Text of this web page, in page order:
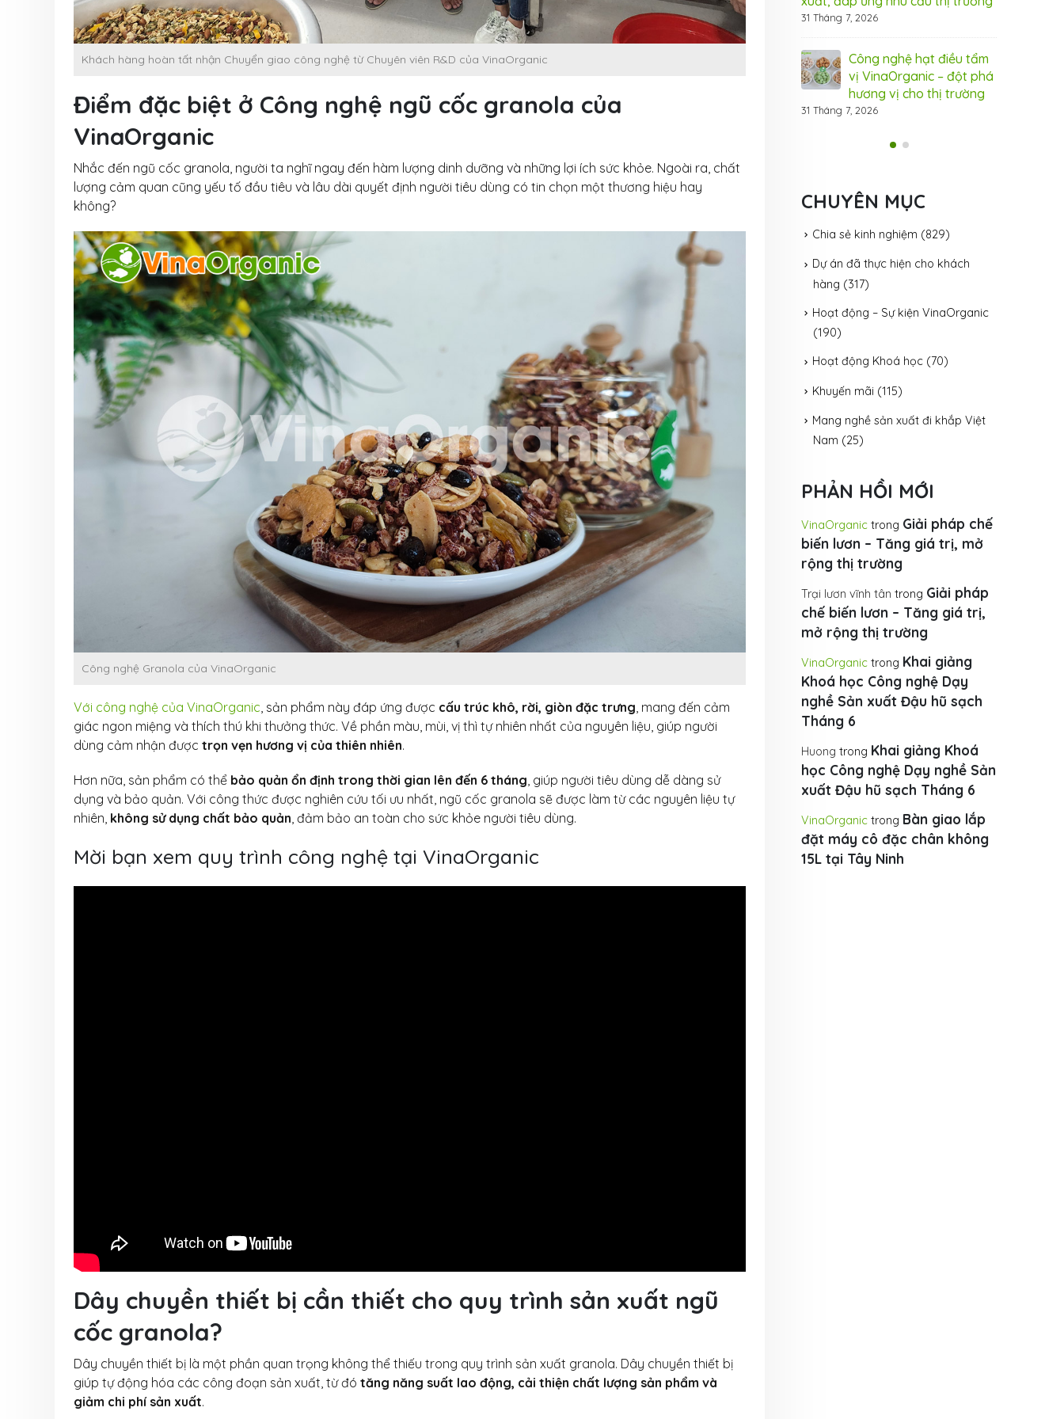
Khách hàng hoàn tất nhận Chuyển giao công nghệ từ Chuyên viên R&D của VinaOrganic
Điểm đặc biệt ở Công nghệ ngũ cốc granola của
VinaOrganic
Nhắc đến ngũ cốc granola, người ta nghĩ ngay đến hàm lượng dinh dưỡng và những lợi ích sức khỏe. Ngoài ra, chất
lượng cảm quan cũng yếu tố đầu tiêu và lâu dài quyết định người tiêu dùng có tin chọn một thương hiệu hay
không?
Công nghệ Granola của VinaOrganic
Với công nghệ của VinaOrganic, sản phẩm này đáp ứng được cấu trúc khô, rời, giòn đặc trưng, mang đến cảm
giác ngon miệng và thích thú khi thưởng thức. Về phần màu, mùi, vị thì tự nhiên nhất của nguyên liệu, giúp người
dùng cảm nhận được trọn vẹn hương vị của thiên nhiên.
Hơn nữa, sản phẩm có thể bảo quản ổn định trong thời gian lên đến 6 tháng, giúp người tiêu dùng dễ dàng sử
dụng và bảo quản. Với công thức được nghiên cứu tối ưu nhất, ngũ cốc granola sẽ được làm từ các nguyên liệu tự
nhiên, không sử dụng chất bảo quản, đảm bảo an toàn cho sức khỏe người tiêu dùng.
Mời bạn xem quy trình công nghệ tại VinaOrganic
Dây chuyền thiết bị cần thiết cho quy trình sản xuất ngũ
cốc granola?
Dây chuyền thiết bị là một phần quan trọng không thể thiếu trong quy trình sản xuất granola. Dây chuyền thiết bị
giúp tự động hóa các công đoạn sản xuất, từ đó tăng năng suất lao động, cải thiện chất lượng sản phẩm và
giảm chi phí sản xuất.
31 Tháng 7, 2026
Công nghệ hạt điều tẩm
hương vị cho thị trường
31 Tháng 7, 2026
Chuyển giao công nghệ
sữa chuối thanh trùng tại
VinaOrganic
20 Tháng 7, 2026
31 Tháng 7, 2026
Công nghệ hạt điều tẩm
vị VinaOrganic – đột phá
hương vị cho thị trường
31 Tháng 7, 2026
CHUYÊN MỤC
Chia sẻ kinh nghiệm (829)
Dự án đã thực hiện cho khách
hàng (317)
Hoạt động – Sự kiện VinaOrganic
(190)
Hoạt động Khoá học (70)
Khuyến mãi (115)
Mang nghề sản xuất đi khắp Việt
Nam (25)
PHẢN HỒI MỚI
VinaOrganic trong Giải pháp chế
biến lươn – Tăng giá trị, mở
rộng thị trường
Trại lươn vĩnh tân trong Giải pháp
chế biến lươn – Tăng giá trị,
mở rộng thị trường
VinaOrganic trong Khai giảng
Khoá học Công nghệ Dạy
nghề Sản xuất Đậu hũ sạch
Tháng 6
Huong trong Khai giảng Khoá
học Công nghệ Dạy nghề Sản
xuất Đậu hũ sạch Tháng 6
VinaOrganic trong Bàn giao lắp
đặt máy cô đặc chân không
15L tại Tây Ninh